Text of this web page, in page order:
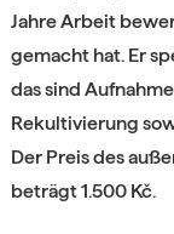
Jahre Arbeit
gemacht hat. Er
das sind
Rekultivierung
Der Preis des
beträgt 1.500 Kč.